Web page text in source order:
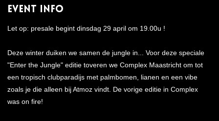
Event Info
Let op: presale begint dinsdag 29 april om 19.00u !
Deze winter duiken we samen de jungle in... Voor deze speciale
"Enter the Jungle" editie toveren we Complex Maastricht om tot
een tropisch clubparadijs met palmbomen, lianen en een vibe
zoals je die alleen bij Atmoz vindt. De vorige editie in Complex
was on fire!